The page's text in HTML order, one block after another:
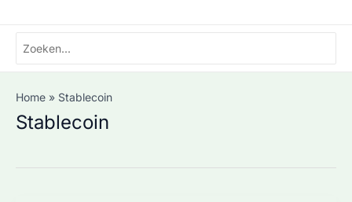
naar:
Home Stablecoin
Stablecoin